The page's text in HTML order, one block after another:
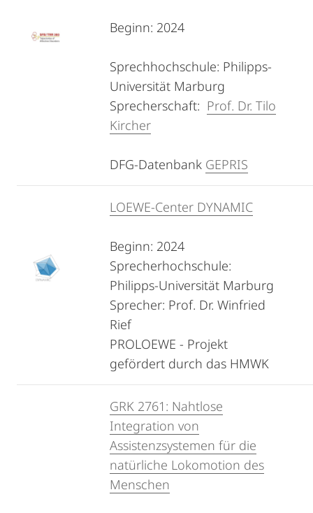
Beginn: 2024
Sprechhochschule: Philipps-
Universität Marburg
Sprecherschaft: Prof. Dr. Tilo
Kircher
DFG-Datenbank GEPRIS
LOEWE-Center DYNAMIC
Beginn: 2024
Sprecherhochschule:
Philipps-Universität Marburg
Sprecher: Prof. Dr. Winfried
Rief
PROLOEWE - Projekt
gefördert durch das HMWK
GRK 2761: Nahtlose
Integration von
Assistenzsystemen für die
natürliche Lokomotion des
Menschen